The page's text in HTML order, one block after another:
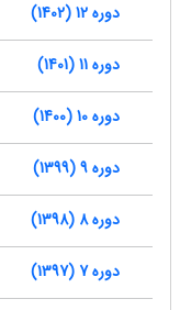
دوره 12 (1402)
دوره 11 (1401)
دوره 10 (1400)
دوره 9 (1399)
دوره 8 (1398)
دوره 7 (1397)